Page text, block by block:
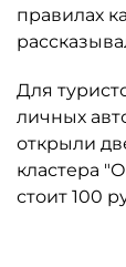
правилах
Для
личных
открыли
кластера
стоит 100